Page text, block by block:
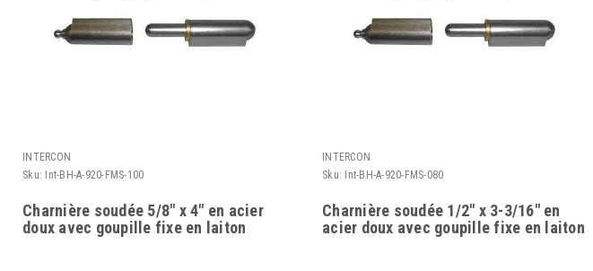
INTERCON
Sku:
Int-BH-A-920-FMS-100
Charnière soudée 5/8" x 4" en acier
doux avec goupille fixe en laiton
INTERCON
Sku:
Int-BH-A-920-FMS-080
Charnière soudée 1/2" x 3-3/16" en
acier doux avec goupille fixe en laiton